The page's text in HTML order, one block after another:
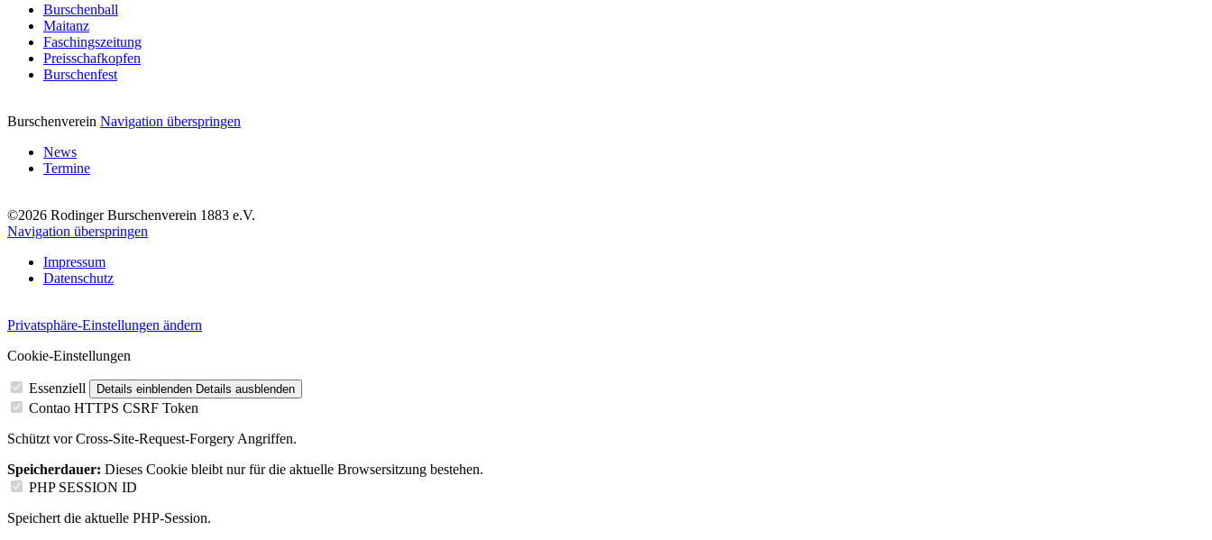
Burschenball
Maitanz
Faschingszeitung
Preisschafkopfen
Burschenfest
Burschenverein Navigation überspringen
News
Termine
©2026 Rodinger Burschenverein 1883 e.V.
Navigation überspringen
Impressum
Datenschutz
Privatsphäre-Einstellungen ändern
Cookie-Einstellungen
Essenziell Details einblenden Details ausblenden
Contao HTTPS CSRF Token
Schützt vor Cross-Site-Request-Forgery Angriffen.
Speicherdauer: Dieses Cookie bleibt nur für die aktuelle Browsersitzung bestehen.
PHP SESSION ID
Speichert die aktuelle PHP-Session.